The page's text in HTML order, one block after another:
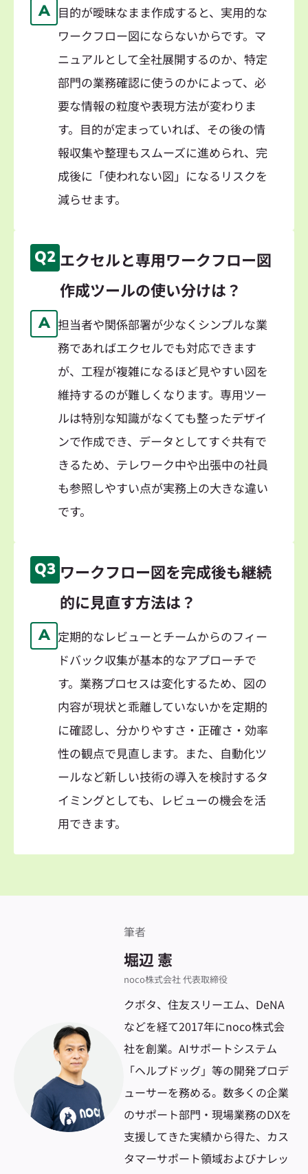
A 目的が曖昧なまま作成すると、実用的な
ワークフロー図にならないからです。マ
ニュアルとして全社展開するのか、特定
部門の業務確認に使うのかによって、必
要な情報の粒度や表現方法が変わりま
す。目的が定まっていれば、その後の情
報収集や整理もスムーズに進められ、完
成後に「使われない図」になるリスクを
減らせます。
Q2 エクセルと専用ワークフロー図
作成ツールの使い分けは？
A 担当者や関係部署が少なくシンプルな業
務であればエクセルでも対応できます
が、工程が複雑になるほど見やすい図を
維持するのが難しくなります。専用ツー
ルは特別な知識がなくても整ったデザイ
ンで作成でき、データとしてすぐ共有で
きるため、テレワーク中や出張中の社員
も参照しやすい点が実務上の大きな違い
です。
Q3 ワークフロー図を完成後も継続
的に見直す方法は？
A 定期的なレビューとチームからのフィー
ドバック収集が基本的なアプローチで
す。業務プロセスは変化するため、図の
内容が現状と乖離していないかを定期的
に確認し、分かりやすさ・正確さ・効率
性の観点で見直します。また、自動化ツ
ールなど新しい技術の導入を検討するタ
イミングとしても、レビューの機会を活
用できます。
筆者
堀辺 憲
noco株式会社 代表取締役
クボタ、住友スリーエム、DeNA
などを経て2017年にnoco株式会
社を創業。AIサポートシステム
「ヘルプドッグ」等の開発プロデ
ューサーを務める。数多くの企業
のサポート部門・現場業務のDXを
支援してきた実績から得た、カス
タマーサポート領域およびナレッ